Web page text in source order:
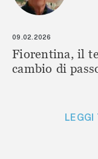
09.02.2026
Fiorentina, il
cambio di